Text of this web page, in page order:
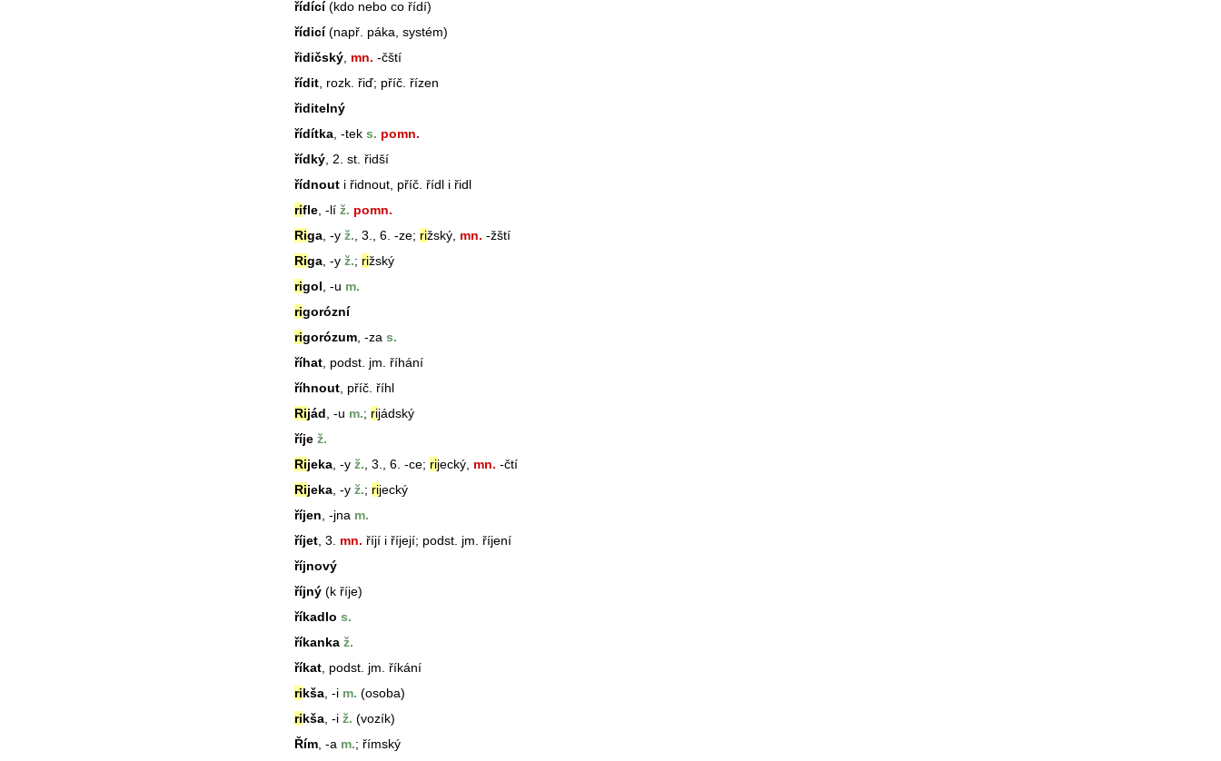
řídící(kdo nebo co řídí)
řídicí(např. páka, systém)
řidičský mn. -čští
řídit , rozk. řiď; příč. řízen
řiditelný
řídítka , -tek s. pomn.
řídký , 2. st. řidší
řídnout i řidnout, příč. řídl i řidl
rifle , -lí ž. pomn.
Riga , -y ž. , 3., 6. -ze; rižský, mn. -žští
Riga , -y ž.; rižský
rigol , -u m.
rigorózní
rigorózum , -za s.
říhat , podst. jm. říhání
říhnout , příč. říhl
Rijád , -u m.; rijádský
říje ž.
Rijeka , -y ž. , 3., 6. -ce; rijecký, mn. -čtí
Rijeka , -y ž.; rijecký
říjen , -jna m.
říjet , 3. mn. říjí i říjejí; podst. jm. říjení
říjnový
říjný (k říje)
říkadlo s.
říkanka ž.
říkat , podst. jm. říkání
rikša , -i m. (osoba)
rikša , -i ž. (vozík)
Řím , -a m.; římský